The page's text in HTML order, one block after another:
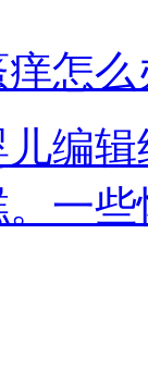
怎
编
一些